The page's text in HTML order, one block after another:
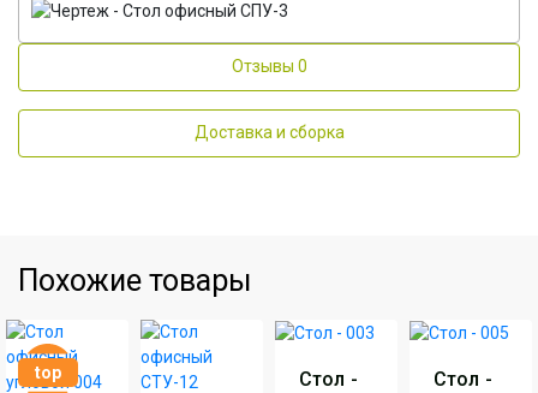
Отзывы 0
Доставка и сборка
Похожие товары
top
Стол -
Стол -